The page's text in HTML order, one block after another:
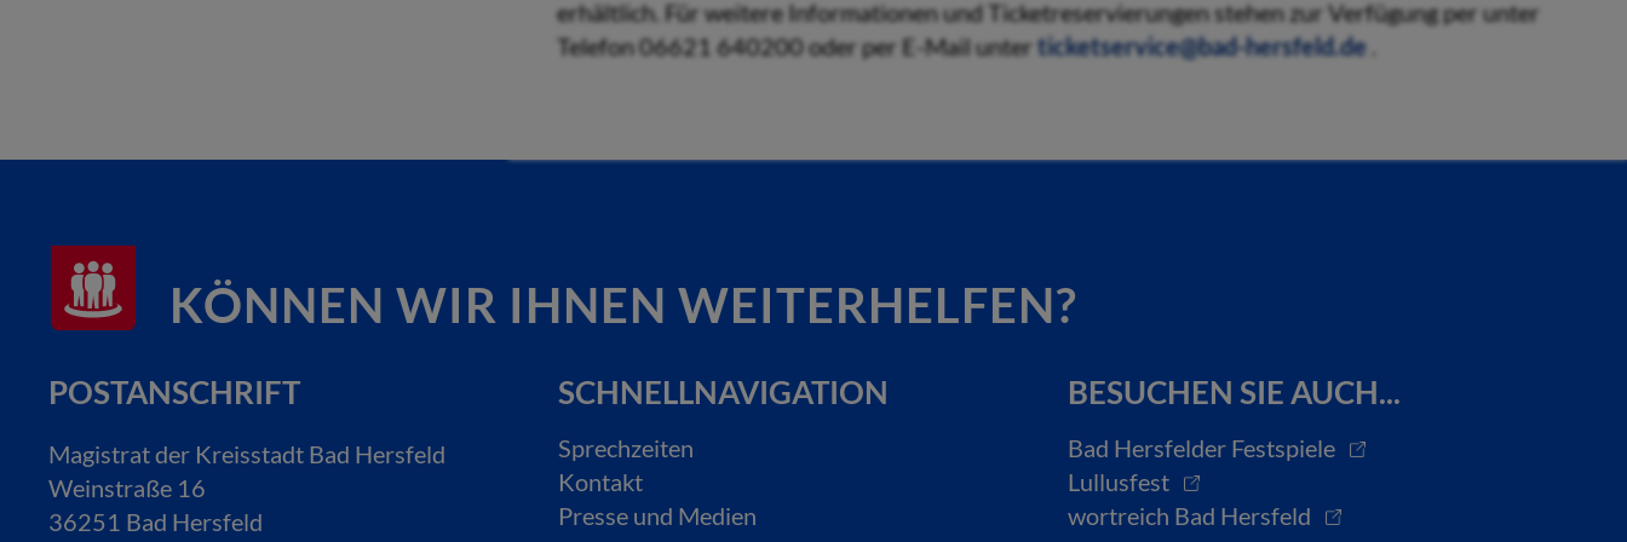
erhältlich. Für weitere Informationen und Ticketreservierungen stehen zur Verfügung per unter
Telefon 06621 640200 oder per E-Mail unter ticketservice@bad-hersfeld.de
KÖNNEN WIR IHNEN WEITERHELFEN?
POSTANSCHRIFT
Magistrat der Kreisstadt Bad Hersfeld
Weinstraße 16
36251 Bad Hersfeld
SCHNELLNAVIGATION
Sprechzeiten
Kontakt
Presse und Medien
BESUCHEN SIE AUCH...
Bad Hersfelder Festspiele
Lullusfest
wortreich Bad Hersfeld